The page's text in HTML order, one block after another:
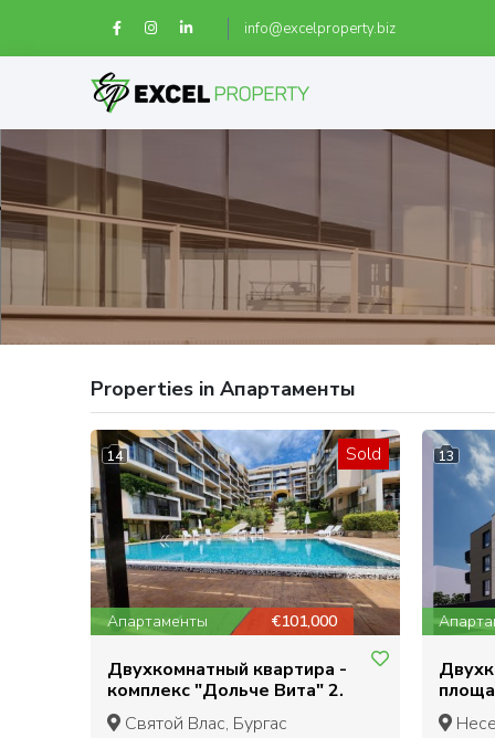
info@excelproperty.biz
Properties in Апартаменты
14 Sold
Апартаменты €101,000
Двухкомнатный квартира -
комплекс "Дольче Вита" 2.
Святой Влас, Бургас
13